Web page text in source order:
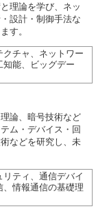
理論を学び、ネッ
設計・制御手法な
す。
クチャ、ネットワー
知能、ビッグデー
論、暗号技術など
ム・デバイス・回
などを研究し、未
ティ、通信デバイ
、情報通信の基礎理